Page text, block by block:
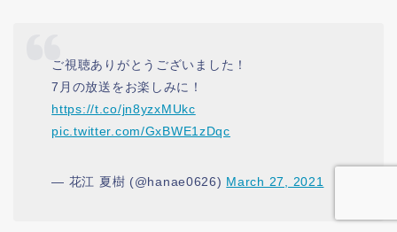
ご視聴ありがとうございました！
7月の放送をお楽しみに！
https://t.co/jn8yzxMUkc
pic.twitter.com/GxBWE1zDqc
— 花江 夏樹 (@hanae0626) March 27, 2021